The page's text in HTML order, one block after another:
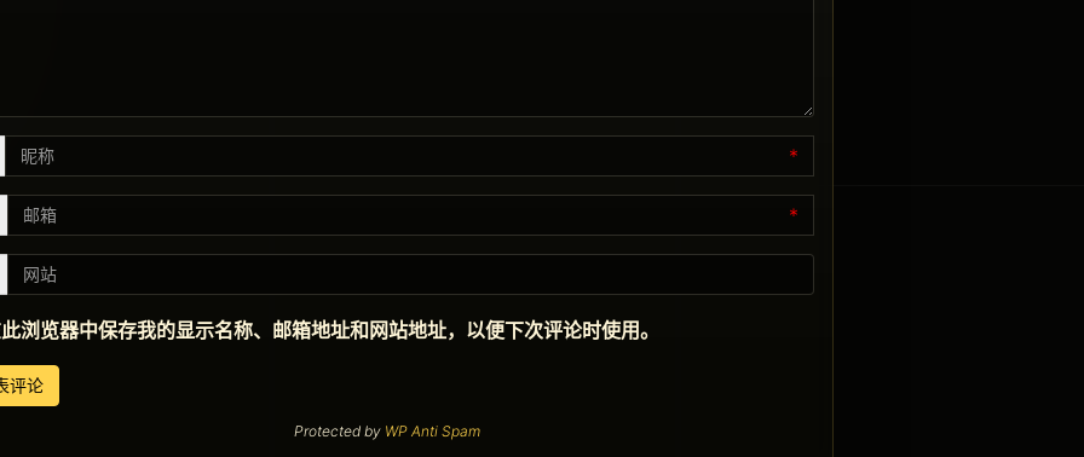
*
*
浏览器中保存我的显示名称、邮箱地址和网站地址，以便下次评论时使用。
Protected by WP Anti Spam